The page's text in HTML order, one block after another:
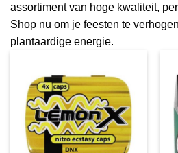
assortiment van hoge kwaliteit,
Shop nu om je feesten te
plantaardige energie.